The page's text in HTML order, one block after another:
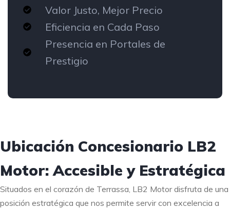
Valor Justo, Mejor Precio
Eficiencia en Cada Paso
Presencia en Portales de
Prestigio
Ubicación Concesionario LB2
Motor: Accesible y Estratégica
Situados en el corazón de Terrassa, LB2 Motor disfruta de una
posición estratégica que nos permite servir con excelencia a